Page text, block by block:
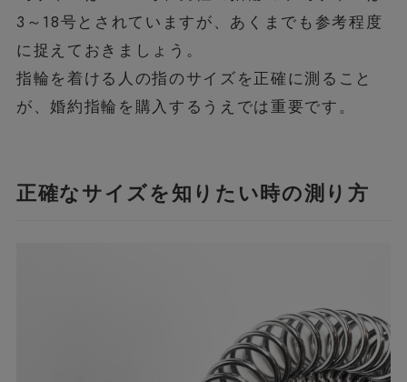
3～18号とされていますが、あくまでも参考程度
に捉えておきましょう。
指輪を着ける人の指のサイズを正確に測ること
が、婚約指輪を購入するうえでは重要です。
正確なサイズを知りたい時の測り方